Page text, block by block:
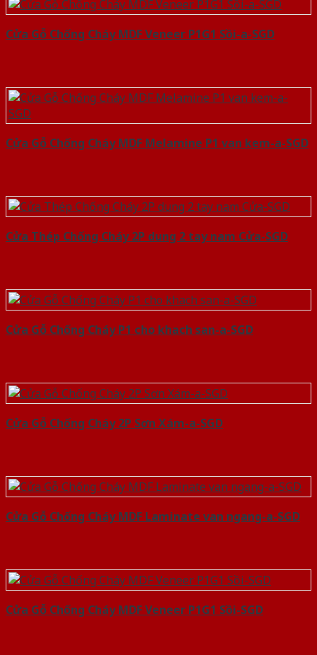
Cửa Gỗ Chống Cháy MDF Veneer P1G1 Sồi-a-SGD
Cửa Gỗ Chống Cháy MDF Melamine P1 van kem-a-SGD
Cửa Thép Chống Cháy 2P dung 2 tay nam Cửa-SGD
Cửa Gỗ Chống Cháy P1 cho khach san-a-SGD
Cửa Gỗ Chống Cháy 2P Sơn Xám-a-SGD
Cửa Gỗ Chống Cháy MDF Laminate van ngang-a-SGD
Cửa Gỗ Chống Cháy MDF Veneer P1G1 Sồi-SGD